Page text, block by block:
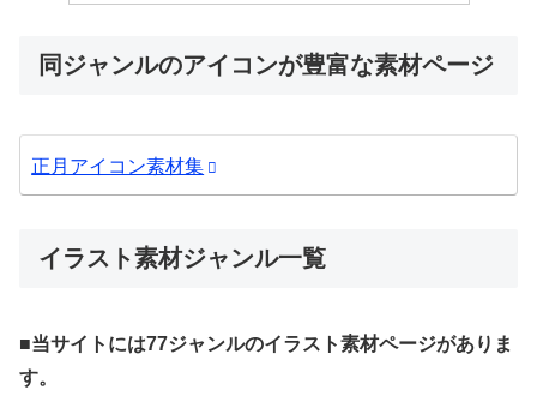
同ジャンルのアイコンが豊富な素材ページ
正月アイコン素材集
イラスト素材ジャンル一覧
■当サイトには77ジャンルのイラスト素材ページがありま
す。